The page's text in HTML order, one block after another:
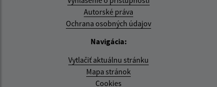
Autorské práva
Ochrana osobných údajov
Navigácia:
Vytlačiť aktuálnu stránku
Mapa stránok
Cookies